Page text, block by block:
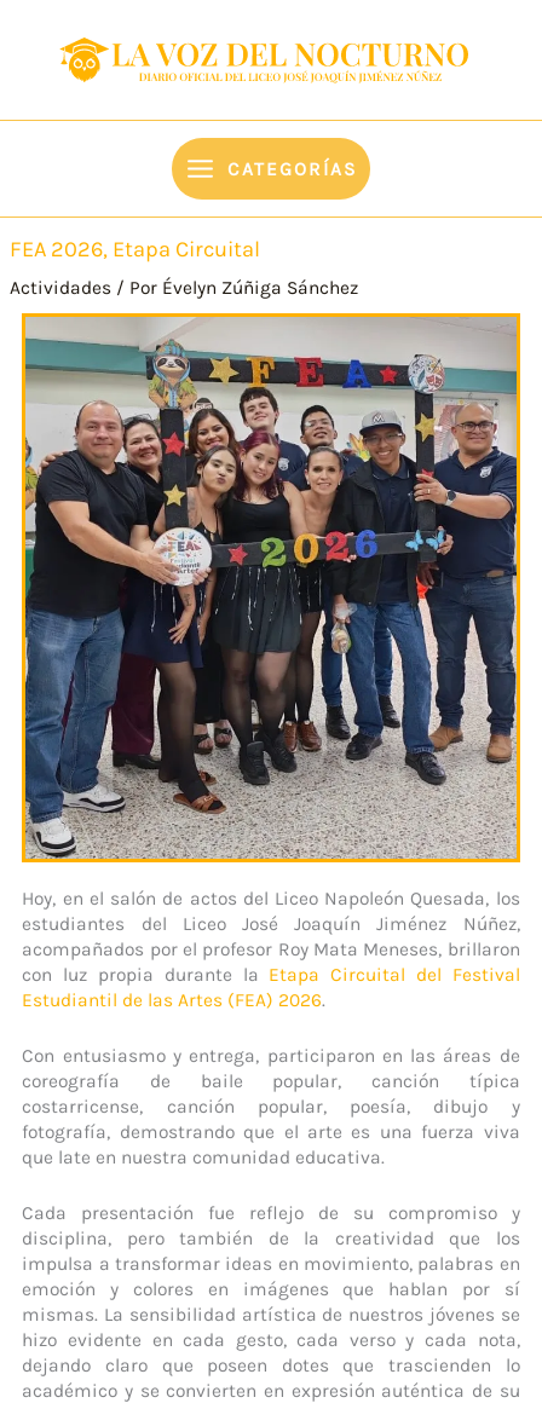
contenido
CATEGORÍAS
FEA 2026, Etapa Circuital
Actividades / Por Évelyn Zúñiga Sánchez
Hoy, en el salón de actos del Liceo Napoleón Quesada, los
estudiantes del Liceo José Joaquín Jiménez Núñez,
acompañados por el profesor Roy Mata Meneses, brillaron
con luz propia durante la Etapa Circuital del Festival
Estudiantil de las Artes (FEA) 2026.
Con entusiasmo y entrega, participaron en las áreas de
coreografía de baile popular, canción típica
costarricense, canción popular, poesía, dibujo y
fotografía, demostrando que el arte es una fuerza viva
que late en nuestra comunidad educativa.
Cada presentación fue reflejo de su compromiso y
disciplina, pero también de la creatividad que los
impulsa a transformar ideas en movimiento, palabras en
emoción y colores en imágenes que hablan por sí
mismas. La sensibilidad artística de nuestros jóvenes se
hizo evidente en cada gesto, cada verso y cada nota,
dejando claro que poseen dotes que trascienden lo
académico y se convierten en expresión auténtica de su